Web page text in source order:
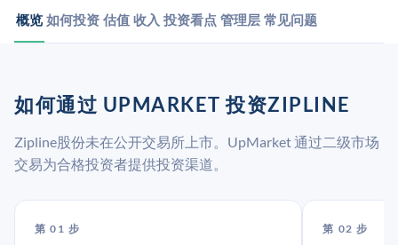
概览 如何投资 估值 收入 投资看点 管理层 常见问题
如何通过 UPMARKET 投资ZIPLINE
Zipline股份未在公开交易所上市。UpMarket 通过二级市场
交易为合格投资者提供投资渠道。
第 01 步 第 02 步